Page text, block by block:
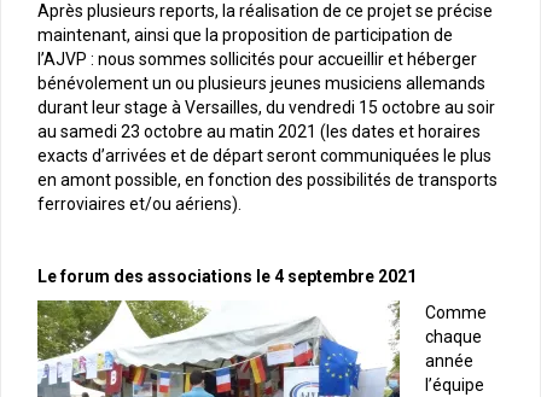
Après plusieurs reports, la réalisation de ce projet se précise
maintenant, ainsi que la proposition de participation de
l’AJVP : nous sommes sollicités pour accueillir et héberger
bénévolement un ou plusieurs jeunes musiciens allemands
durant leur stage à Versailles, du vendredi 15 octobre au soir
au samedi 23 octobre au matin 2021 (les dates et horaires
exacts d’arrivées et de départ seront communiquées le plus
en amont possible, en fonction des possibilités de transports
ferroviaires et/ou aériens).
Le forum des associations le 4 septembre 2021
Comme
chaque
année
l’équipe